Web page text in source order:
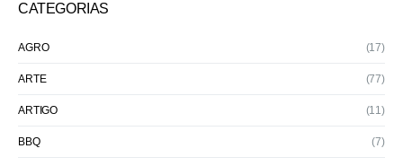
CATEGORIAS
AGRO (17)
ARTE (77)
ARTIGO (11)
BBQ (7)